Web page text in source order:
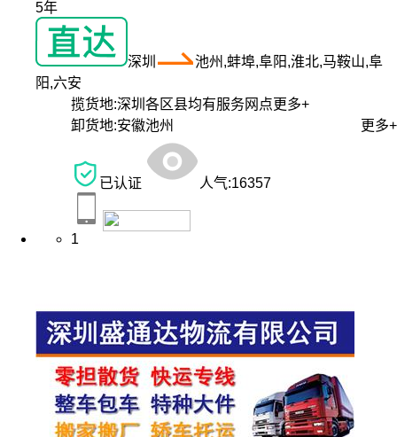
5年
深圳
池州,蚌埠,阜阳,淮北,马鞍山,阜
阳,六安
揽货地:深圳各区县均有服务网点更多+
卸货地:安徽池州 更多+
已认证 人气:16357
1